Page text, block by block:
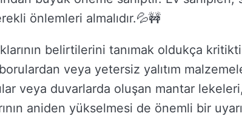
önlemleri almalıdır.💦🚧
belirtilerini tanımak oldukça
veya yetersiz yalıtım
veya duvarlarda oluşan mantar
aniden yükselmesi de önemli bir